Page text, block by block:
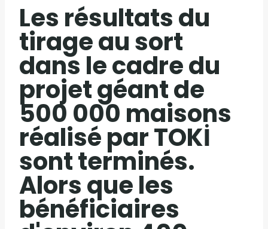
Les résultats du
tirage au sort
dans le cadre du
projet géant de
500 000 maisons
réalisé par TOKİ
sont terminés.
Alors que les
bénéficiaires